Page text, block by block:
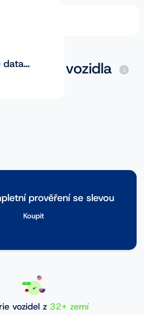
prověření vozidla
prověření se slevou
Koupit
vozidel z 32+ zemí